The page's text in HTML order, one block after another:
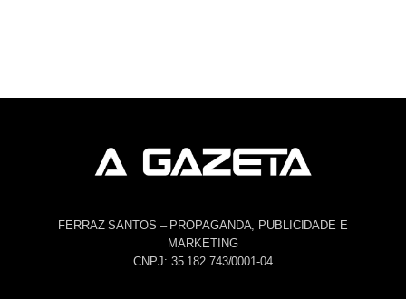
FERRAZ SANTOS – PROPAGANDA, PUBLICIDADE E
MARKETING
CNPJ: 35.182.743/0001-04